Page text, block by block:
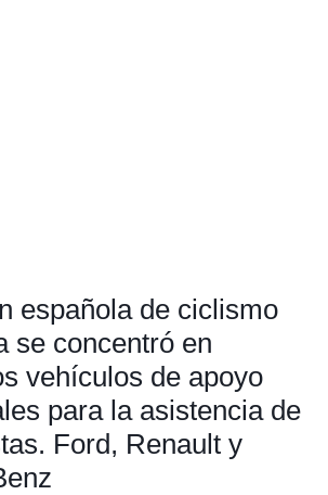
española de ciclismo
se concentró en
vehículos de apoyo
para la asistencia de
Ford, Renault y